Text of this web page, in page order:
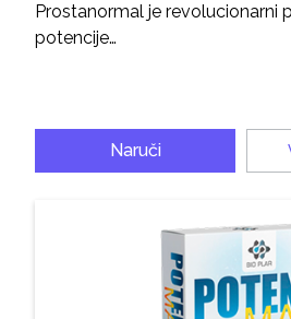
Prostanormal je revolucionarni
potencije…
Naruči